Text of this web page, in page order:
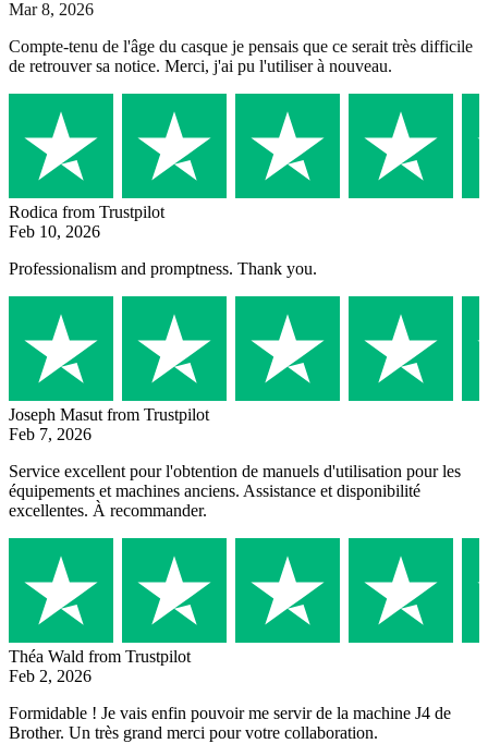
Mar 8, 2026
Compte-tenu de l'âge du casque je pensais que ce serait très difficile
de retrouver sa notice. Merci, j'ai pu l'utiliser à nouveau.
Rodica from Trustpilot
Feb 10, 2026
Professionalism and promptness. Thank you.
Joseph Masut from Trustpilot
Feb 7, 2026
Service excellent pour l'obtention de manuels d'utilisation pour les
équipements et machines anciens. Assistance et disponibilité
excellentes. À recommander.
Théa Wald from Trustpilot
Feb 2, 2026
Formidable ! Je vais enfin pouvoir me servir de la machine J4 de
Brother. Un très grand merci pour votre collaboration.